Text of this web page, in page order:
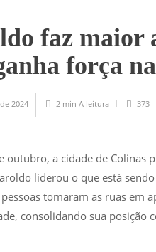
faz maior
força
2024 2 min A leitura 373
outubro, a cidade de
liderou o que está
tomaram as ruas em
consolidando sua